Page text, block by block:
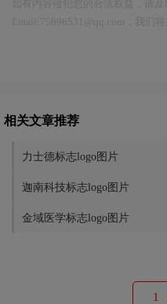
相关文章推荐
力士德标志logo图片
迦南科技标志logo图片
金域医学标志logo图片
1